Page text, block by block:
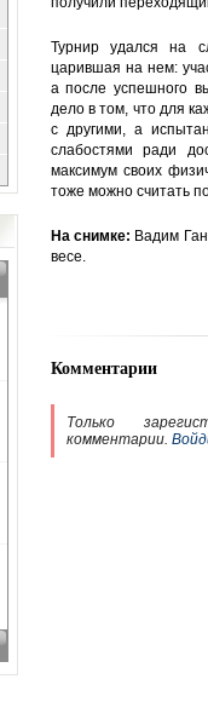
Турнир удался на
царившая на нем:
а после успешного
дело в том, что для
с другими, а
слабостями ради
максимум своих
тоже можно считать
На снимке: Вадим
весе.
Комментарии
Только
комментарии.